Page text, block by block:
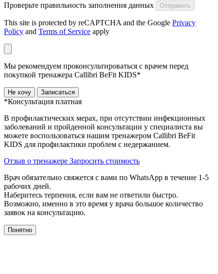
Проверьте правильность заполнения данных Отправить
This site is protected by reCAPTCHA and the Google Privacy
Policy and Terms of Service apply
Мы рекомендуем проконсультироваться с врачем перед
покупкой тренажера Callibri BeFit KIDS*
Не хочу Записаться
*Консультация платная
В профилактических мерах, при отсутствии инфекционных
заболеваний и пройденной консультации у специалиста вы
можете воспользоваться нашим тренажером Сallibri BeFit
KIDS для профилактики проблем с недержанием.
Отзыв о тренажере Запросить стоимость
Врач обязательно свяжется с вами по WhatsApp в течение 1-5
рабочих дней.
Наберитесь терпения, если вам не ответили быстро.
Возможно, именно в это время у врача большое количество
заявок на консультацию.
Понятно